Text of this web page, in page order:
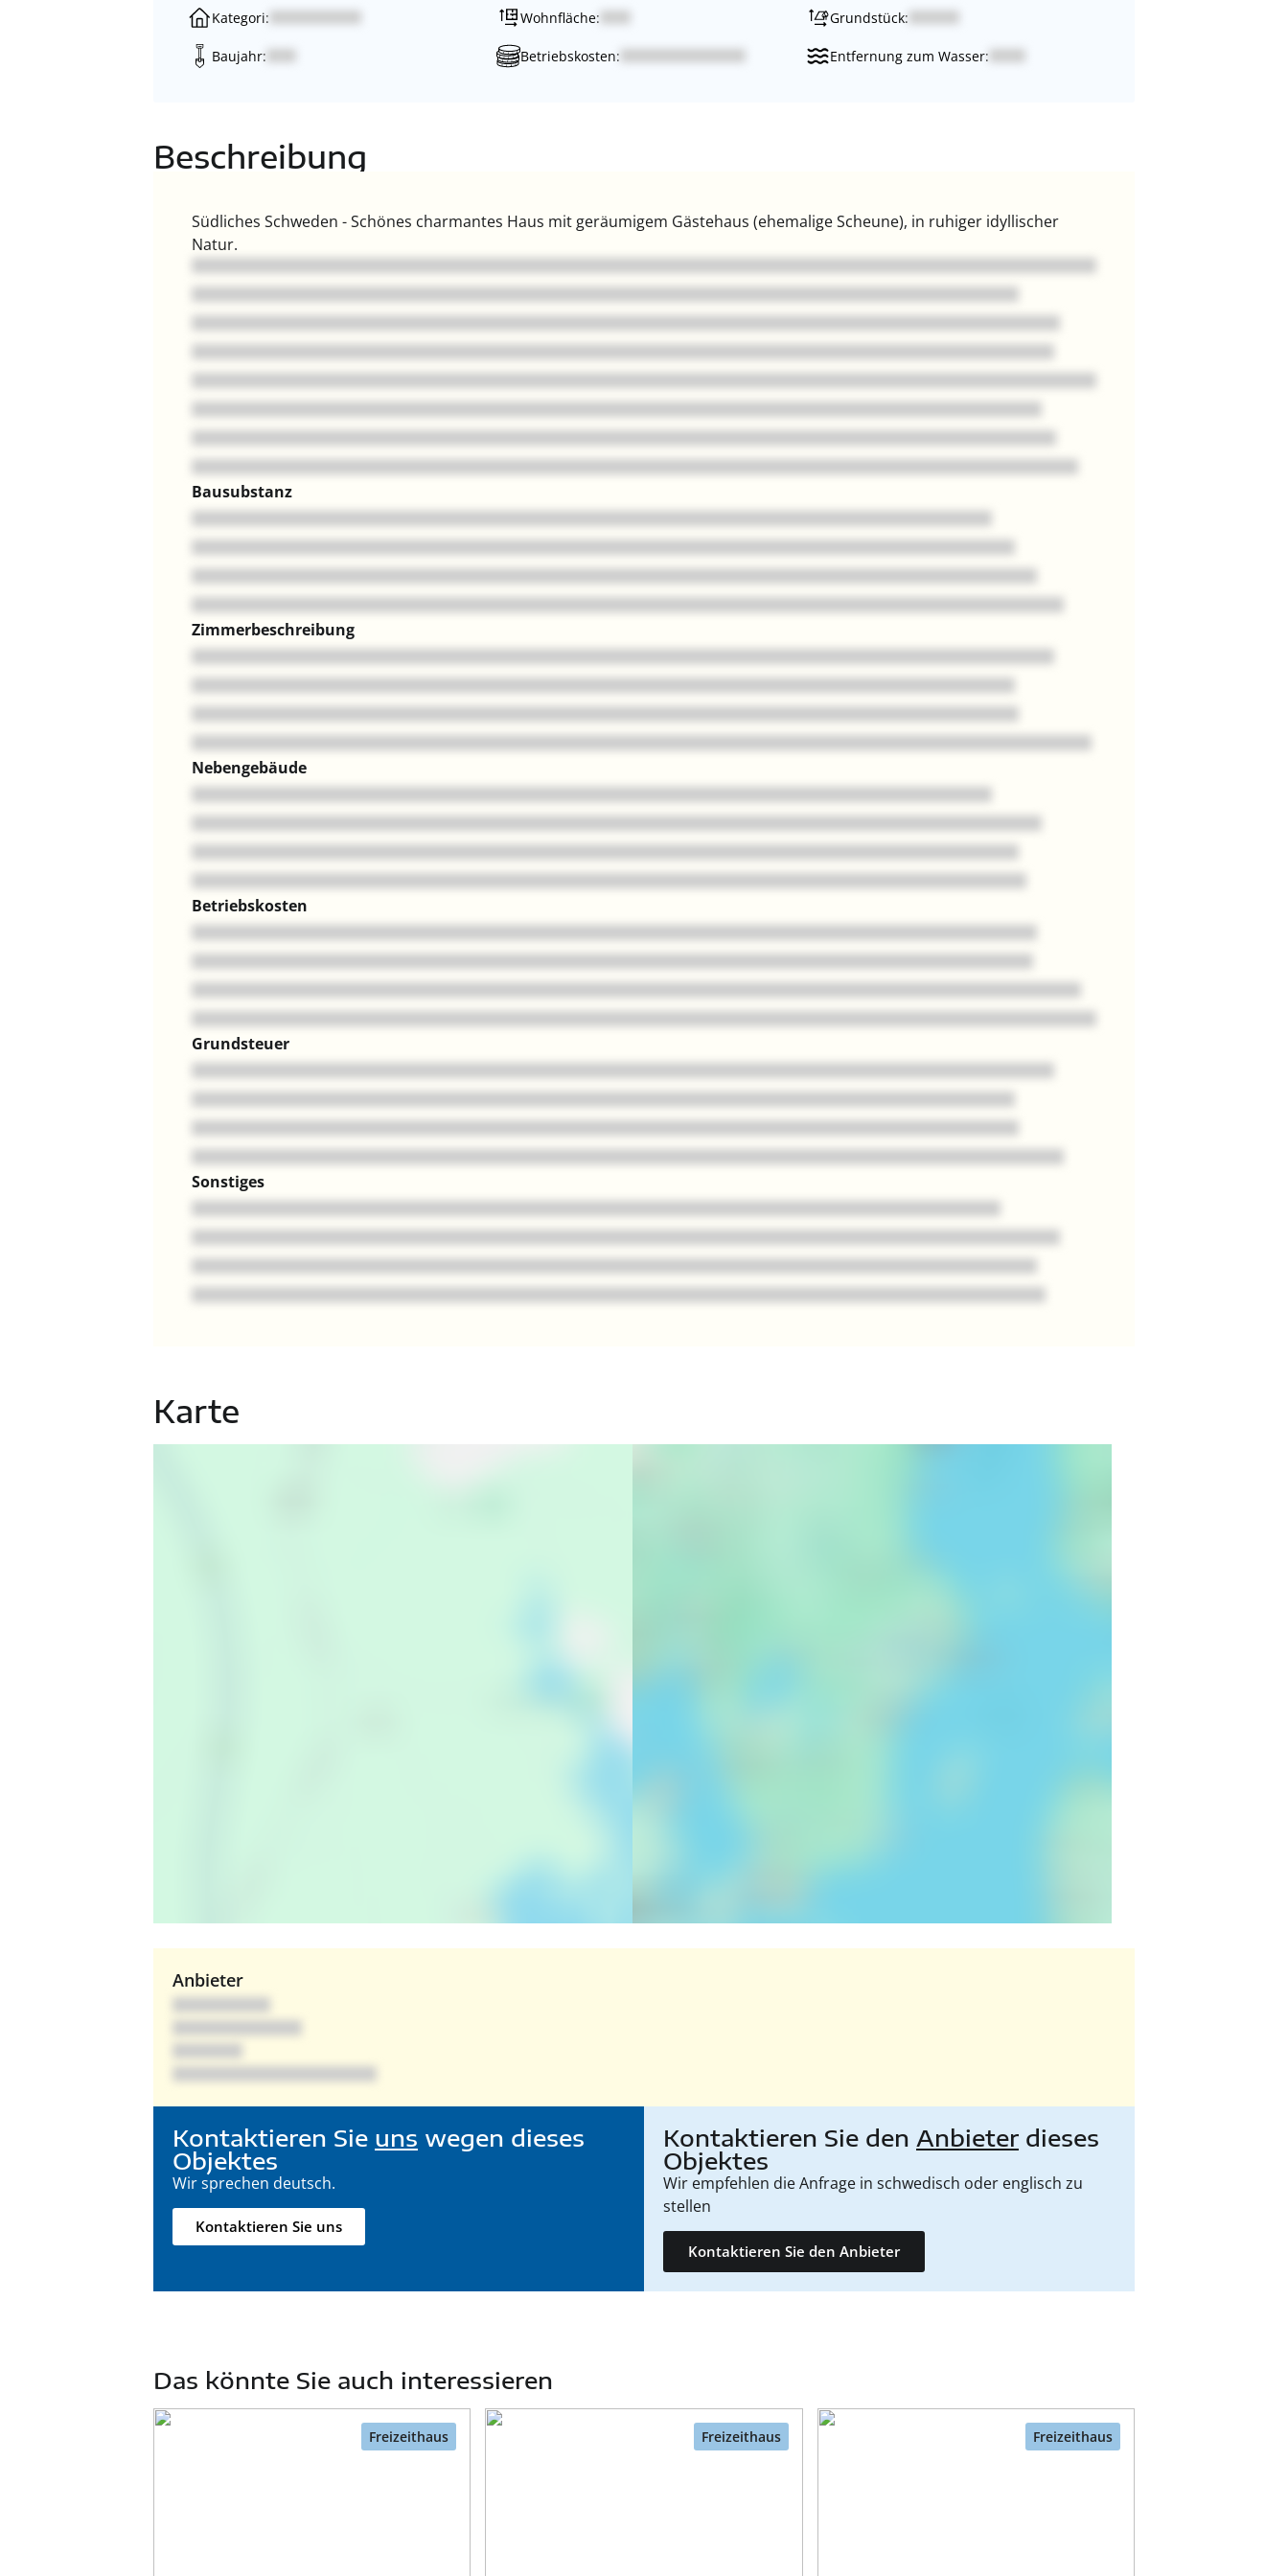
Kategori: Wohnfläche: Grundstück:
Baujahr: Betriebskosten: Entfernung zum Wasser:
Beschreibung
Südliches Schweden - Schönes charmantes Haus mit geräumigem Gästehaus (ehemalige Scheune), in ruhiger idyllischer
Natur.
Bausubstanz
Zimmerbeschreibung
Nebengebäude
Betriebskosten
Grundsteuer
Sonstiges
Karte
Anbieter
Kontaktieren Sie uns wegen dieses
Objektes
Wir sprechen deutsch.
Kontaktieren Sie uns
Kontaktieren Sie den Anbieter dieses
Objektes
Wir empfehlen die Anfrage in schwedisch oder englisch zu
stellen
Kontaktieren Sie den Anbieter
Das könnte Sie auch interessieren
Freizeithaus Freizeithaus Freizeithaus